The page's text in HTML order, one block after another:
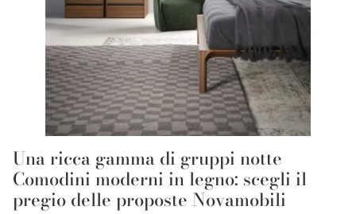
Una ricca gamma di gruppi notte
Comodini moderni in legno: scegli il
pregio delle proposte Novamobili